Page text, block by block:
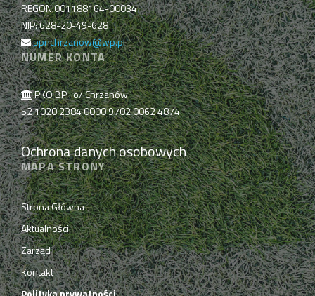
REGON:001188164-00034
NIP: 628-20-49-628
ppnchrzanow@wp.pl
NUMER KONTA
PKO BP . o/ Chrzanów
52 1020 2384 0000 9702 0062 4874
Ochrona danych osobowych
MAPA STRONY
Strona Główna
Aktualności
Zarząd
Kontakt